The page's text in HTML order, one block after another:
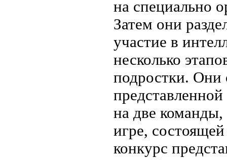
на специально
Затем они
участие в
несколько
подростки. Они
на две команды,
игре,
конкурс